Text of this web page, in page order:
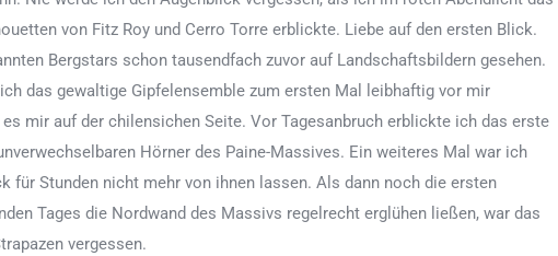
von Fitz Roy und Cerro Torre erblickte. Liebe auf den ersten Blick.
Bergstars schon tausendfach zuvor auf Landschaftsbildern gesehen.
das gewaltige Gipfelensemble zum ersten Mal leibhaftig vor mir
mir auf der chilensichen Seite. Vor Tagesanbruch erblickte ich das erste
Hörner des Paine-Massives. Ein weiteres Mal war ich
für Stunden nicht mehr von ihnen lassen. Als dann noch die ersten
Tages die Nordwand des Massivs regelrecht erglühen ließen, war das
vergessen.